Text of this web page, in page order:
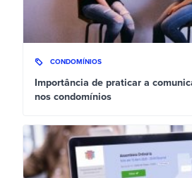
CONDOMÍNIOS
Importância de praticar a
nos condomínios